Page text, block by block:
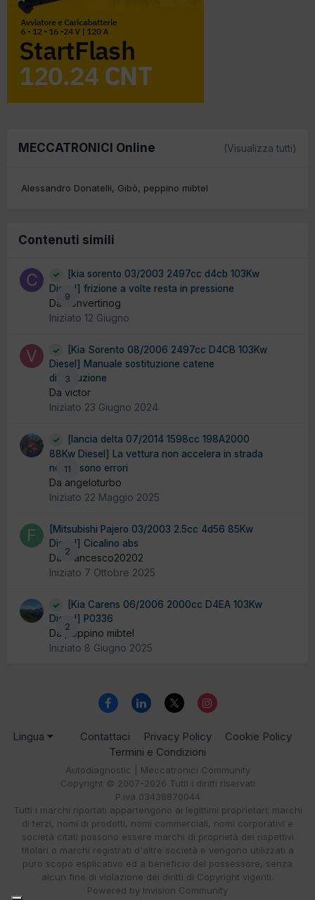
MECCATRONICI Online (Visualizza tutti)
Alessandro Donatelli Gibò peppino mibtel
Contenuti simili
9
[kia sorento 03/2003 2497cc d4cb 103Kw
Diesel] frizione a volte resta in pressione
Da convertinog
Iniziato 12 Giugno
3
[Kia Sorento 08/2006 2497cc D4CB 103Kw
Diesel] Manuale sostituzione catene
distribuzione
Da victor
Iniziato 23 Giugno 2024
11
[lancia delta 07/2014 1598cc 198A2000
88Kw Diesel] La vettura non accelera in strada
non ci sono errori
Da angeloturbo
Iniziato 22 Maggio 2025
2
[Mitsubishi Pajero 03/2003 2.5cc 4d56 85Kw
Diesel] Cicalino abs
Da Francesco20202
Iniziato 7 Ottobre 2025
2
[Kia Carens 06/2006 2000cc D4EA 103Kw
Diesel] P0336
Da peppino mibtel
Iniziato 8 Giugno 2025
Lingua Contattaci Privacy Policy
Cookie Policy
Termini e Condizioni
Autodiagnostic | Meccatronici Community
Copyright © 2007-2026 Tutti i diritti riservati
P.iva 03438870044
Tutti i marchi riportati appartengono ai legittimi proprietari; marchi
di terzi, nomi di prodotti, nomi commerciali, nomi corporativi e
società citati possono essere marchi di proprietà dei rispettivi
titolari o marchi registrati d'altre società e vengono utilizzati a
puro scopo esplicativo ed a beneficio del possessore, senza
alcun fine di violazione dei diritti di Copyright vigenti.
Powered by Invision Community